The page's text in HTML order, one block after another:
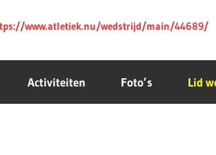
www.atletiek.nu/wedstrijd/main/44689/
Activiteiten Foto’s Lid